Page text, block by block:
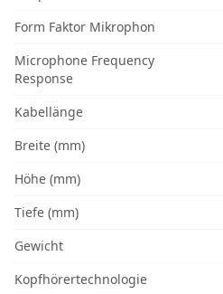
Form Faktor Mikrophon
Microphone Frequency
Response
Kabellänge
Breite (mm)
Höhe (mm)
Tiefe (mm)
Gewicht
Kopfhörertechnologie